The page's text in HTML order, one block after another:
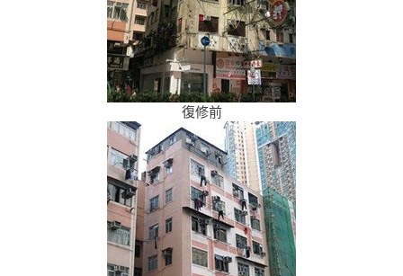
復修前